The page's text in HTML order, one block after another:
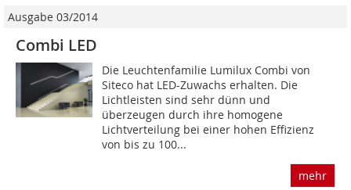
Ausgabe 03/2014
Combi LED
Die Leuchtenfamilie Lumilux Combi von
Siteco hat LED-Zuwachs erhalten. Die
Lichtleisten sind sehr dünn und
überzeugen durch ihre homogene
Lichtverteilung bei einer hohen Effizienz
von bis zu 100...
mehr